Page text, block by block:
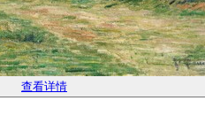
查看详情